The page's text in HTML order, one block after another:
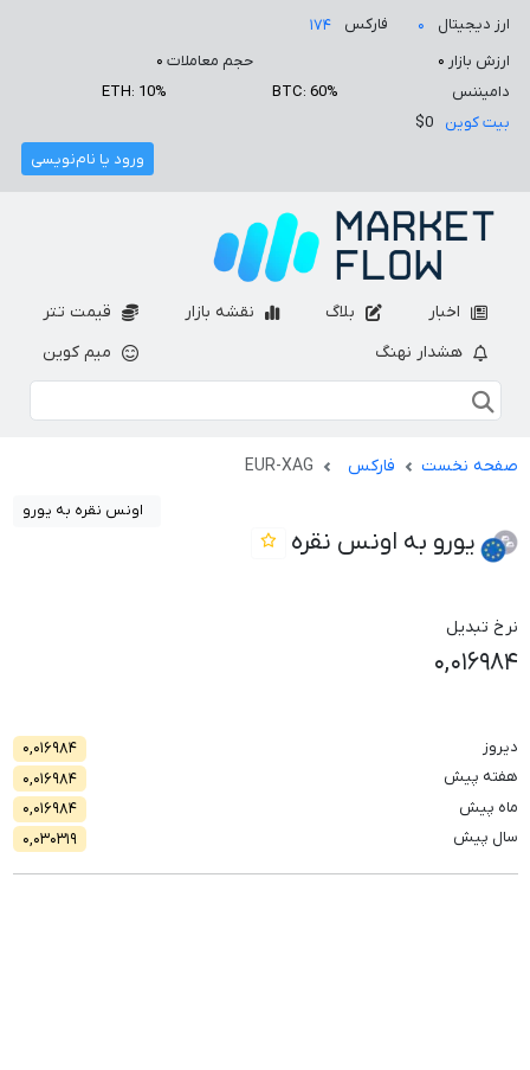
ارز دیجیتال ۰ فارکس
۱۷۴
ارزش بازار ۰ حجم معاملات ۰
دامیننس
BTC: 60%
ETH: 10%
بیت کوین
$0
ورود یا نام‌نویسی
اخبار بلاگ نقشه بازار
قیمت تتر
هشدار نهنگ
میم کوین
صفحه نخست فارکس EUR-XAG
اونس نقره به یورو
یورو به اونس نقره
نرخ تبدیل
۰,۰۱۶۹۸۴
دیروز
۰,۰۱۶۹۸۴
هفته پیش
۰,۰۱۶۹۸۴
ماه پیش
۰,۰۱۶۹۸۴
سال پیش
۰,۰۳۰۳۱۹